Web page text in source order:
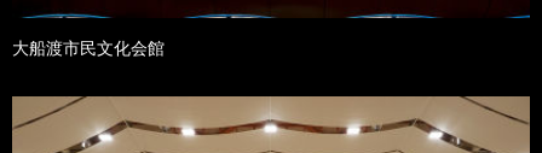
大船渡市民文化会館